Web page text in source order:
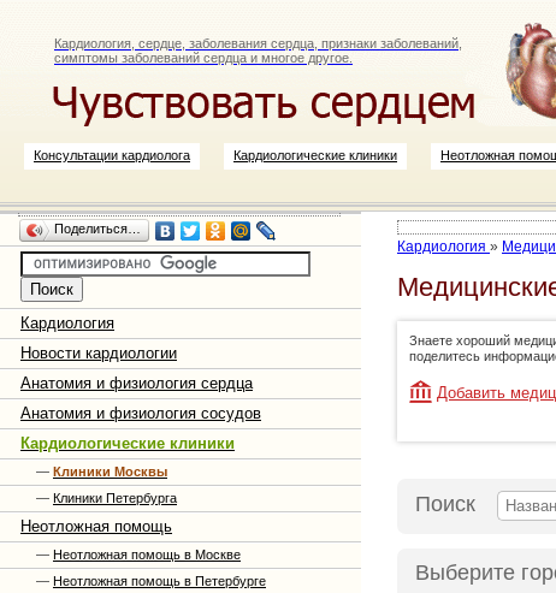
Кардиология, сердце, заболевания сердца, признаки заболеваний,
симптомы заболеваний сердца и многое другое.
Консультации кардиолога Кардиологические клиники Неотложная
Поделиться…
Кардиология
Новости кардиологии
Анатомия и физиология сердца
Анатомия и физиология сосудов
Кардиологические клиники
— Клиники Москвы
— Клиники Петербурга
Неотложная помощь
— Неотложная помощь в Москве
— Неотложная помощь в Петербурге
Кардиология »
Знаете хороший
поделитесь
Добавить
Поиск
Выберите